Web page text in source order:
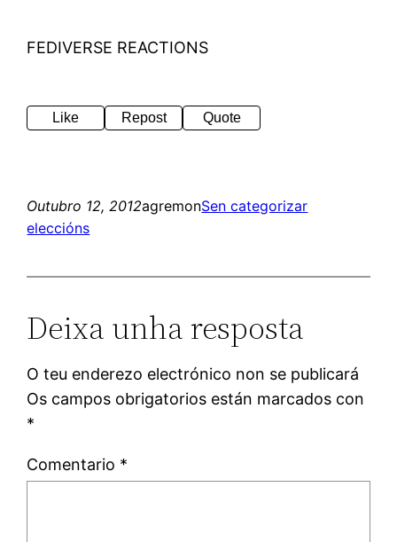
FEDIVERSE REACTIONS
Like Repost Quote
Outubro 12, 2012agremonSen categorizar
eleccións
Deixa unha resposta
O teu enderezo electrónico non se publicará
Os campos obrigatorios están marcados con
*
Comentario *